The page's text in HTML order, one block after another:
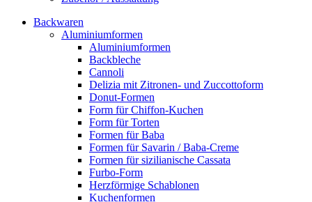
Backwaren
Aluminiumformen
Aluminiumformen
Backbleche
Cannoli
Delizia mit Zitronen- und Zuccottoform
Donut-Formen
Form für Chiffon-Kuchen
Form für Torten
Formen für Baba
Formen für Savarin / Baba-Creme
Formen für sizilianische Cassata
Furbo-Form
Herzförmige Schablonen
Kuchenformen